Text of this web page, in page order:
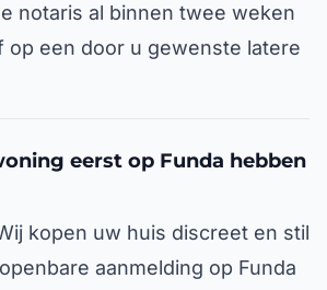
notaris al binnen twee weken
op een door u gewenste latere
eerst op Funda hebben
kopen uw huis discreet en stil
aanmelding op Funda